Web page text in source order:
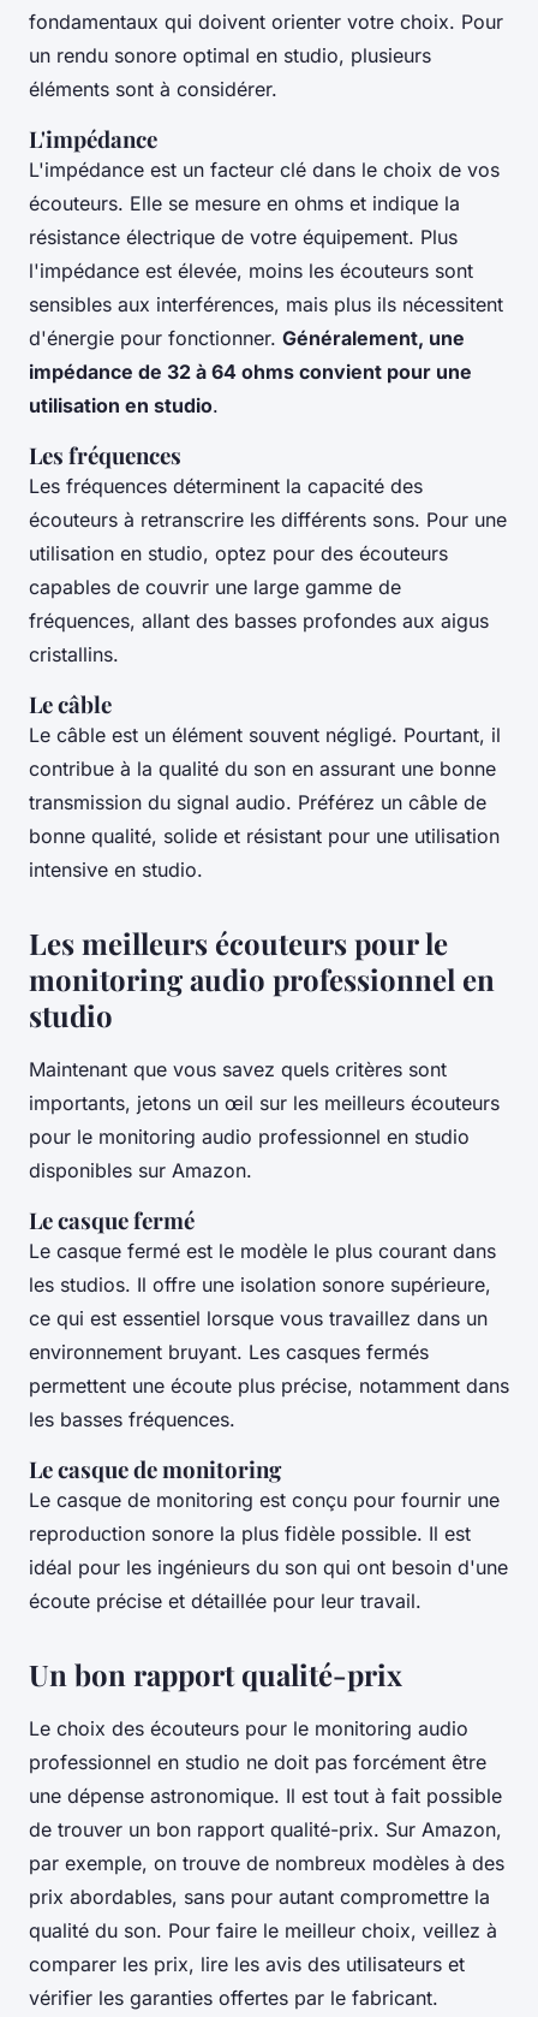
fondamentaux qui doivent orienter votre choix. Pour
un rendu sonore optimal en studio, plusieurs
éléments sont à considérer.
L'impédance
L'impédance est un facteur clé dans le choix de vos
écouteurs. Elle se mesure en ohms et indique la
résistance électrique de votre équipement. Plus
l'impédance est élevée, moins les écouteurs sont
sensibles aux interférences, mais plus ils nécessitent
d'énergie pour fonctionner. Généralement, une
impédance de 32 à 64 ohms convient pour une
utilisation en studio.
Les fréquences
Les fréquences déterminent la capacité des
écouteurs à retranscrire les différents sons. Pour une
utilisation en studio, optez pour des écouteurs
capables de couvrir une large gamme de
fréquences, allant des basses profondes aux aigus
cristallins.
Le câble
Le câble est un élément souvent négligé. Pourtant, il
contribue à la qualité du son en assurant une bonne
transmission du signal audio. Préférez un câble de
bonne qualité, solide et résistant pour une utilisation
intensive en studio.
Les meilleurs écouteurs pour le
monitoring audio professionnel en
studio
Maintenant que vous savez quels critères sont
importants, jetons un œil sur les meilleurs écouteurs
pour le monitoring audio professionnel en studio
disponibles sur Amazon.
Le casque fermé
Le casque fermé est le modèle le plus courant dans
les studios. Il offre une isolation sonore supérieure,
ce qui est essentiel lorsque vous travaillez dans un
environnement bruyant. Les casques fermés
permettent une écoute plus précise, notamment dans
les basses fréquences.
Le casque de monitoring
Le casque de monitoring est conçu pour fournir une
reproduction sonore la plus fidèle possible. Il est
idéal pour les ingénieurs du son qui ont besoin d'une
écoute précise et détaillée pour leur travail.
Un bon rapport qualité-prix
Le choix des écouteurs pour le monitoring audio
professionnel en studio ne doit pas forcément être
une dépense astronomique. Il est tout à fait possible
de trouver un bon rapport qualité-prix. Sur Amazon,
par exemple, on trouve de nombreux modèles à des
prix abordables, sans pour autant compromettre la
qualité du son. Pour faire le meilleur choix, veillez à
comparer les prix, lire les avis des utilisateurs et
vérifier les garanties offertes par le fabricant.